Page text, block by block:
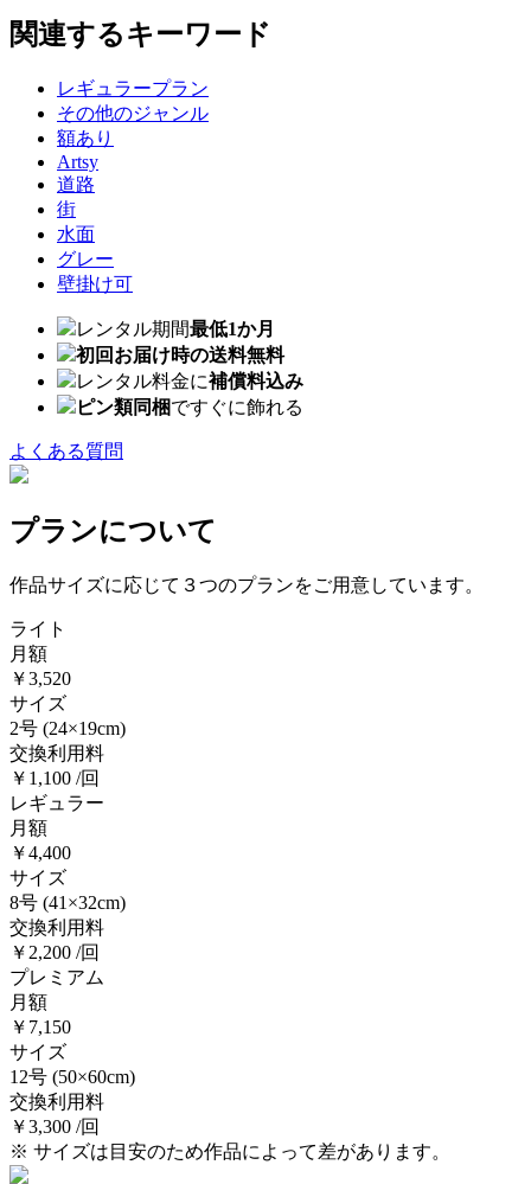
関連するキーワード
レギュラープラン
その他のジャンル
額あり
Artsy
道路
街
水面
グレー
壁掛け可
レンタル期間最低1か月
初回お届け時の送料無料
レンタル料金に補償料込み
ピン類同梱ですぐに飾れる
よくある質問
プランについて
作品サイズに応じて３つのプランをご用意しています。
ライト
月額
￥3,520
サイズ
2号 (24×19cm)
交換利用料
￥1,100 /回
レギュラー
月額
￥4,400
サイズ
8号 (41×32cm)
交換利用料
￥2,200 /回
プレミアム
月額
￥7,150
サイズ
12号 (50×60cm)
交換利用料
￥3,300 /回
※ サイズは目安のため作品によって差があります。